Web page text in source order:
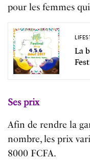
pour les femmes
La
Ses prix
Afin de rendre la
nombre, les prix
8000 FCFA.